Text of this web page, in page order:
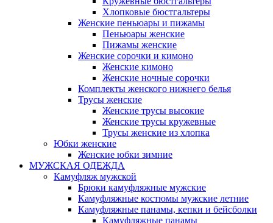
Хлопковые бюстгальтеры
Женские пеньюары и пижамы
Пеньюары женские
Пижамы женские
Женские сорочки и кимоно
Женские кимоно
Женские ночные сорочки
Комплекты женского нижнего белья
Трусы женские
Женские трусы высокие
Женские трусы кружевные
Трусы женские из хлопка
Юбки женские
Женские юбки зимние
МУЖСКАЯ ОДЕЖДА
Камуфляж мужской
Брюки камуфляжные мужские
Камуфляжные костюмы мужские летние
Камуфляжные панамы, кепки и бейсболки
Камуфляжные панамы